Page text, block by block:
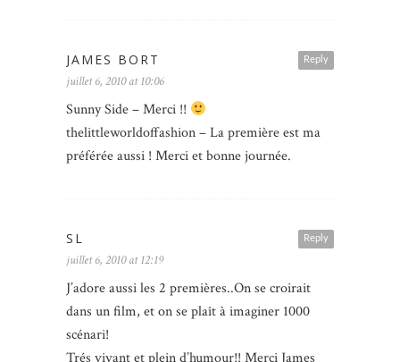
Reply
JAMES BORT
juillet 6, 2010 at 10:06
Sunny Side – Merci !!
thelittleworldoffashion – La première est ma
préférée aussi ! Merci et bonne journée.
Reply
SL
juillet 6, 2010 at 12:19
J’adore aussi les 2 premières..On se croirait
dans un film, et on se plaît à imaginer 1000
scénari!